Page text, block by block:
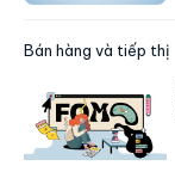
Bán hàng và tiếp thị